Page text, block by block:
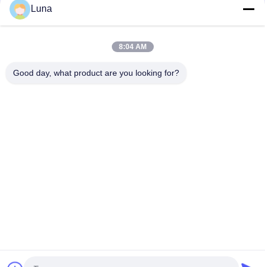
Macchina pesatrice di controllo alimentare online,
trasportatore digitale automatico, controllore di peso
Controllo in linea del trasportatore industriale | Macchina
Luna
8:04 AM
Good day, what product are you looking for?